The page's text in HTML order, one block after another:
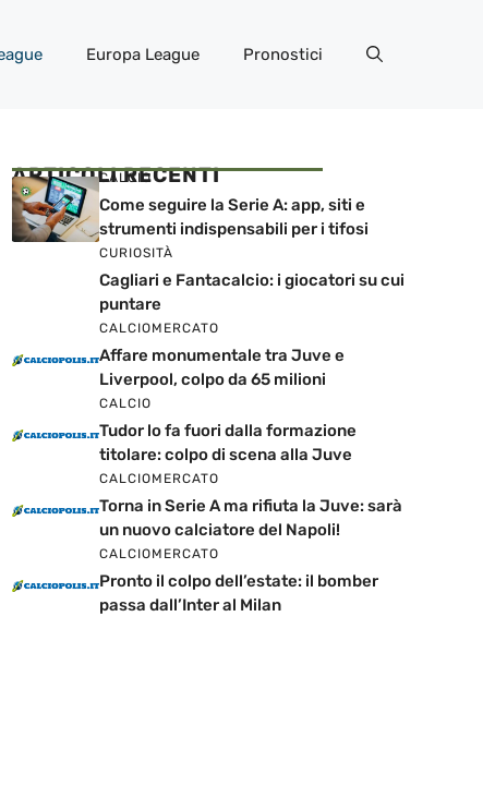
Europa League Pronostici
ARTICOLI RECENTI
CALCIO
Come seguire la Serie A: app, siti e
strumenti indispensabili per i tifosi
CURIOSITÀ
Cagliari e Fantacalcio: i giocatori su cui
puntare
CALCIOMERCATO
Affare monumentale tra Juve e
Liverpool, colpo da 65 milioni
CALCIO
Tudor lo fa fuori dalla formazione
titolare: colpo di scena alla Juve
CALCIOMERCATO
Torna in Serie A ma rifiuta la Juve: sarà
un nuovo calciatore del Napoli!
CALCIOMERCATO
Pronto il colpo dell’estate: il bomber
passa dall’Inter al Milan